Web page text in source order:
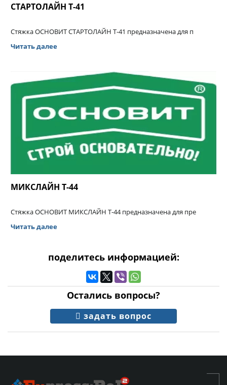
СТАРТОЛАЙН Т-41
Стяжка ОСНОВИТ СТАРТОЛАЙН Т-41 предназначена для п
Читать далее
МИКСЛАЙН Т-44
Стяжка ОСНОВИТ МИКСЛАЙН Т-44 предназначена для пре
Читать далее
поделитесь информацией:
Остались вопросы?
задать вопрос